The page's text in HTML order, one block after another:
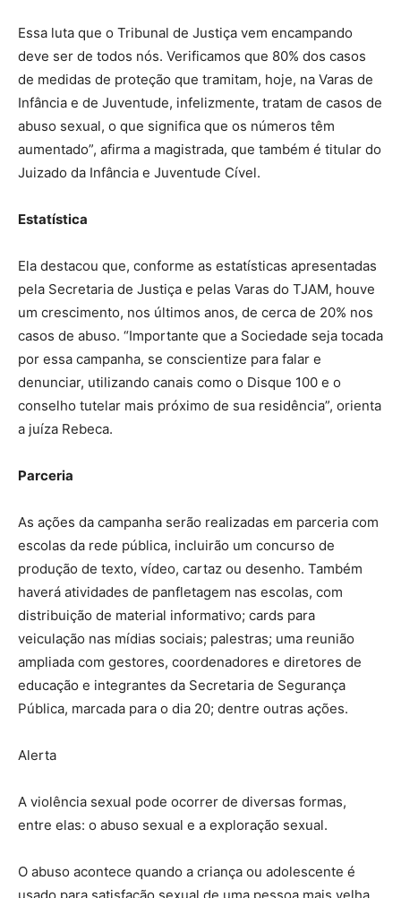
Essa luta que o Tribunal de Justiça vem encampando
deve ser de todos nós. Verificamos que 80% dos casos
de medidas de proteção que tramitam, hoje, na Varas de
Infância e de Juventude, infelizmente, tratam de casos de
abuso sexual, o que significa que os números têm
aumentado”, afirma a magistrada, que também é titular do
Juizado da Infância e Juventude Cível.
Estatística
Ela destacou que, conforme as estatísticas apresentadas
pela Secretaria de Justiça e pelas Varas do TJAM, houve
um crescimento, nos últimos anos, de cerca de 20% nos
casos de abuso. “Importante que a Sociedade seja tocada
por essa campanha, se conscientize para falar e
denunciar, utilizando canais como o Disque 100 e o
conselho tutelar mais próximo de sua residência”, orienta
a juíza Rebeca.
Parceria
As ações da campanha serão realizadas em parceria com
escolas da rede pública, incluirão um concurso de
produção de texto, vídeo, cartaz ou desenho. Também
haverá atividades de panfletagem nas escolas, com
distribuição de material informativo; cards para
veiculação nas mídias sociais; palestras; uma reunião
ampliada com gestores, coordenadores e diretores de
educação e integrantes da Secretaria de Segurança
Pública, marcada para o dia 20; dentre outras ações.
Alerta
A violência sexual pode ocorrer de diversas formas,
entre elas: o abuso sexual e a exploração sexual.
O abuso acontece quando a criança ou adolescente é